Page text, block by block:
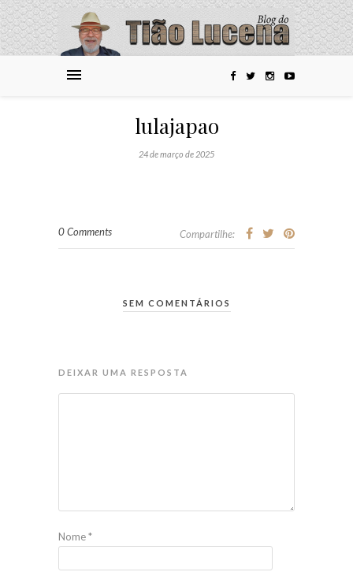
lulajapao
24 de março de 2025
0 Comments Compartilhe:
SEM COMENTÁRIOS
DEIXAR UMA RESPOSTA
Nome*